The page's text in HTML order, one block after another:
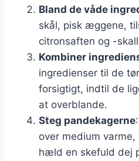
Bland de våde
skål, pisk æggene,
citronsaften og -
Kombiner
ingredienser til de
forsigtigt, indtil de
at overblande.
Steg pandekagerne
over medium
hæld en skefuld dej